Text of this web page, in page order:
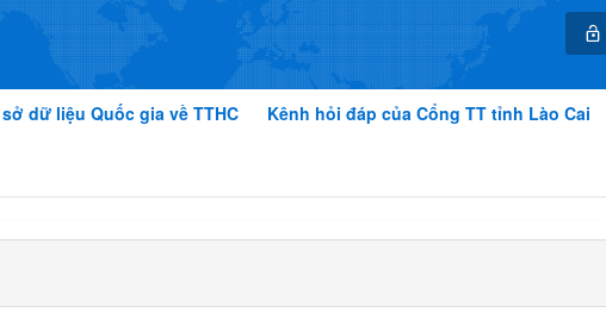
dữ liệu Quốc gia về TTHC Kênh hỏi đáp của Cổng TT tỉnh Lào Cai